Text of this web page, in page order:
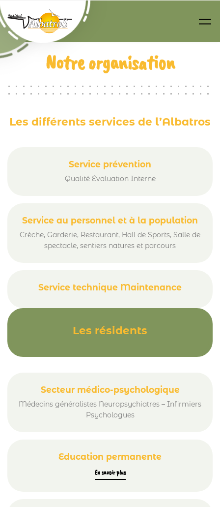
Passer au contenu principal
Notre organisation
Les différents services de l’Albatros
Service prévention
Qualité Évaluation Interne
Service au personnel et à la population
Crèche, Garderie, Restaurant, Hall de Sports, Salle de
spectacle, sentiers natures et parcours
Service technique Maintenance
Les résidents
Secteur médico-psychologique
Médecins généralistes Neuropsychiatres – Infirmiers
Psychologues
Education permanente
En savoir plus